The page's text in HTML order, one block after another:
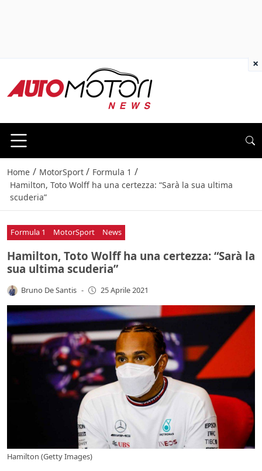
Home / MotorSport / Formula 1 /
Hamilton, Toto Wolff ha una certezza: “Sarà la sua ultima
scuderia”
Formula 1 MotorSport News
Hamilton, Toto Wolff ha una certezza: “Sarà la
sua ultima scuderia”
Bruno De Santis - 25 Aprile 2021
Hamilton (Getty Images)
×